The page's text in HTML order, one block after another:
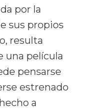
por la
sus propios
resulta
una película
pensarse
estrenado
a